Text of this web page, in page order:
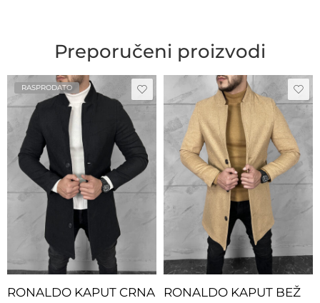
Preporučeni proizvodi
RASPRODATO
RONALDO KAPUT CRNA RONALDO KAPUT BEŽ